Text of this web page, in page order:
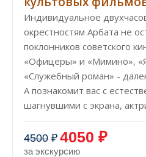
Индивидуальное
окрестностям Арбата не
поклонников советского
«Офицеры» и «Мимино»,
«Служебный роман» -
А познакомит вас с
шагнувшими с экрана,
4500 ₽ 4050 ₽
за экскурсию